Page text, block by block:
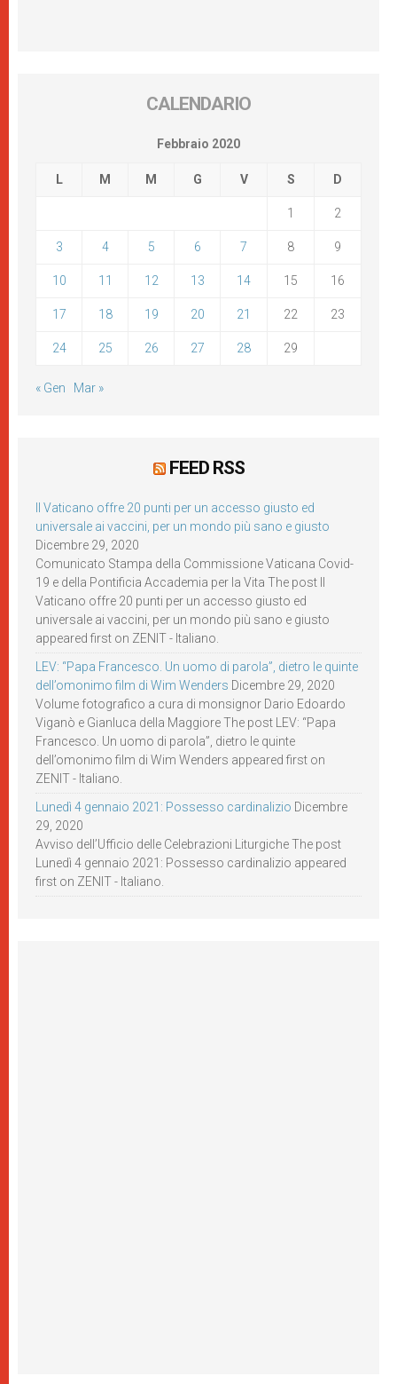
CALENDARIO
Febbraio 2020
L M M G V S D
1 2
3 4 5 6 7 8 9
10 11 12 13 14 15 16
17 18 19 20 21 22 23
24 25 26 27 28 29
« Gen Mar »
FEED RSS
Il Vaticano offre 20 punti per un accesso giusto ed
universale ai vaccini, per un mondo più sano e giusto
Dicembre 29, 2020
Comunicato Stampa della Commissione Vaticana Covid-
19 e della Pontificia Accademia per la Vita The post Il
Vaticano offre 20 punti per un accesso giusto ed
universale ai vaccini, per un mondo più sano e giusto
appeared first on ZENIT - Italiano.
LEV: “Papa Francesco. Un uomo di parola”, dietro le quinte
dell’omonimo film di Wim Wenders Dicembre 29, 2020
Volume fotografico a cura di monsignor Dario Edoardo
Viganò e Gianluca della Maggiore The post LEV: “Papa
Francesco. Un uomo di parola”, dietro le quinte
dell’omonimo film di Wim Wenders appeared first on
ZENIT - Italiano.
Lunedì 4 gennaio 2021: Possesso cardinalizio Dicembre
29, 2020
Avviso dell’Ufficio delle Celebrazioni Liturgiche The post
Lunedì 4 gennaio 2021: Possesso cardinalizio appeared
first on ZENIT - Italiano.